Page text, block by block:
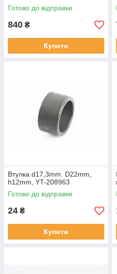
Готово до відправки
840 ₴
Купити
Втулка d17,3mm. D22mm,
h12mm, YT-208963
Готово до відправки
24 ₴
Купити